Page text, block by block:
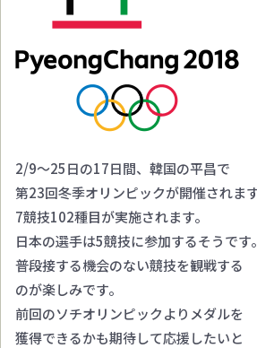
2/9～25日の17日間、韓国の平昌で
第23回冬季オリンピックが開催されます
7競技102種目が実施されます。
日本の選手は5競技に参加するそうです。
普段接する機会のない競技を観戦する
のが楽しみです。
前回のソチオリンピックよりメダルを
獲得できるかも期待して応援したいと